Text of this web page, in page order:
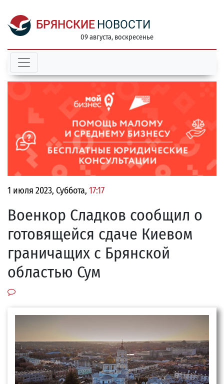
БРЯНСКИЕ НОВОСТИ
09 августа, воскресенье
1 июля 2023, Суббота, 17:17
Военкор Сладков сообщил о
готовящейся сдаче Киевом
граничащих с Брянской
областью Сум